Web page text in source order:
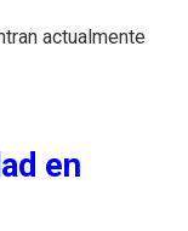
actualmente
en